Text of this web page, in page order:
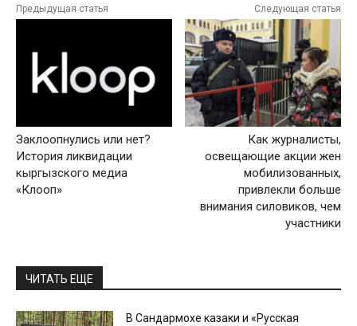
Предыдущая статья
Заклоопнулись или нет?
История ликвидации
кыргызского медиа
«Клооп»
Следующая статья
Как журналисты,
освещающие акции жен
мобилизованных,
привлекли больше
внимания силовиков, чем
участники
ЧИТАТЬ ЕЩЕ
В Сандармохе казаки и «Русская